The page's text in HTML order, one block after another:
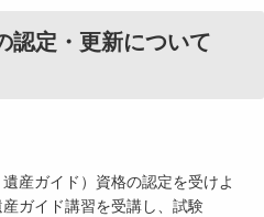
認定・更新について
ガイド）資格の認定を受けよ
ガイド講習を受講し、試験